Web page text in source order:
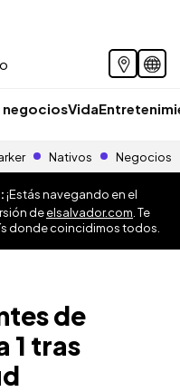
negociosVida
Nativos Negocios
¡Estás navegando en el
deelsalvador.com . Te
donde coincidimos todos.
de
1 tras